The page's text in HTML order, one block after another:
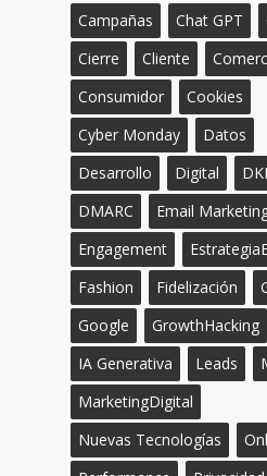
Campañas
Chat GPT
Cierre
Cliente
Consumidor
Cookies
Cyber Monday
Datos
Desarrollo
Digital
DMARC
Email
Engagement
Fashion
Fidelización
Google
GrowthHacking
IA Generativa
Leads
MarketingDigital
Nuevas Tecnologías